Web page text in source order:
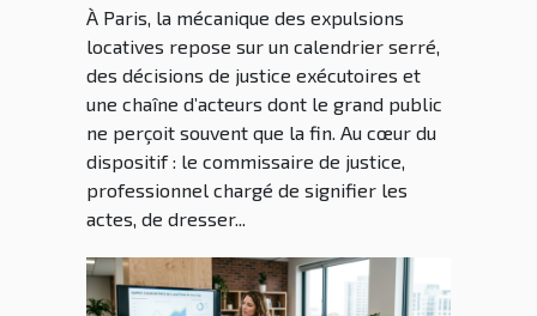
À Paris, la mécanique des expulsions
locatives repose sur un calendrier serré,
des décisions de justice exécutoires et
une chaîne d’acteurs dont le grand public
ne perçoit souvent que la fin. Au cœur du
dispositif : le commissaire de justice,
professionnel chargé de signifier les
actes, de dresser...